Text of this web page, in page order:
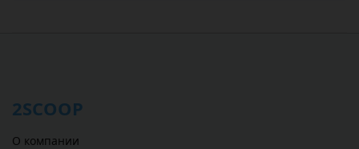
2SCOOP
О компании